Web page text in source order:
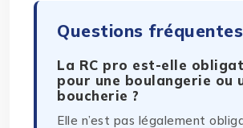
Questions fréquentes
La RC pro est-elle
pour une boulangerie ou
boucherie ?
Elle n’est pas légalement